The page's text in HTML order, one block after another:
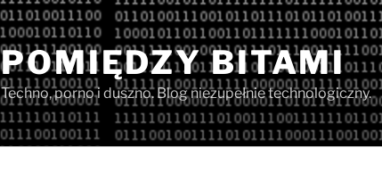
POMIĘDZY BITAMI
Techno, porno i duszno. Blog niezupełnie technologiczny.